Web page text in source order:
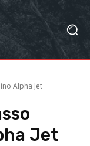
Alpha Jet
Jet